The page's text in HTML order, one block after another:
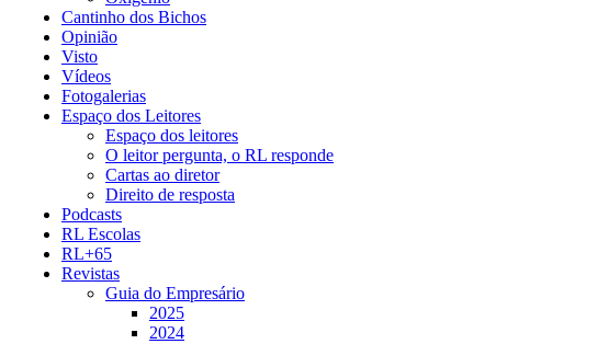
Cantinho dos Bichos
Opinião
Visto
Vídeos
Fotogalerias
Espaço dos Leitores
Espaço dos leitores
O leitor pergunta, o RL responde
Cartas ao diretor
Direito de resposta
Podcasts
RL Escolas
RL+65
Revistas
Guia do Empresário
2025
2024